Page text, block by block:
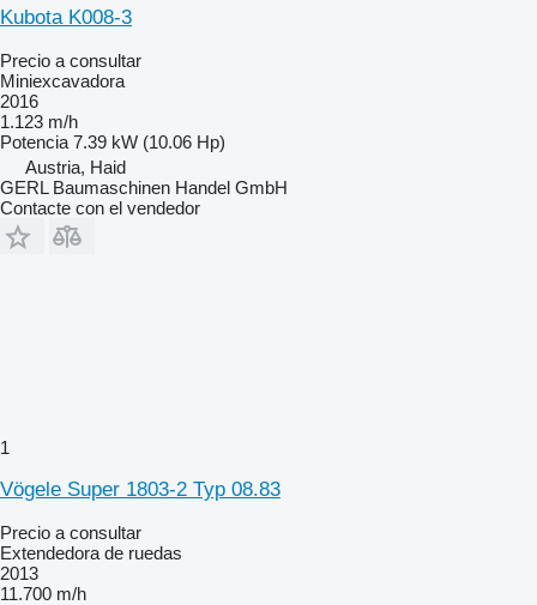
Kubota K008-3
Precio a consultar
Miniexcavadora
2016
1.123 m/h
Potencia 7.39 kW (10.06 Hp)
Austria, Haid
GERL Baumaschinen Handel GmbH
Contacte con el vendedor
1
Vögele Super 1803-2 Typ 08.83
Precio a consultar
Extendedora de ruedas
2013
11.700 m/h